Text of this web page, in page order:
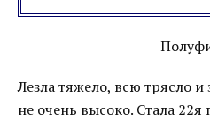
Лезла тяжело, всю трясло и
не очень высоко. Стала